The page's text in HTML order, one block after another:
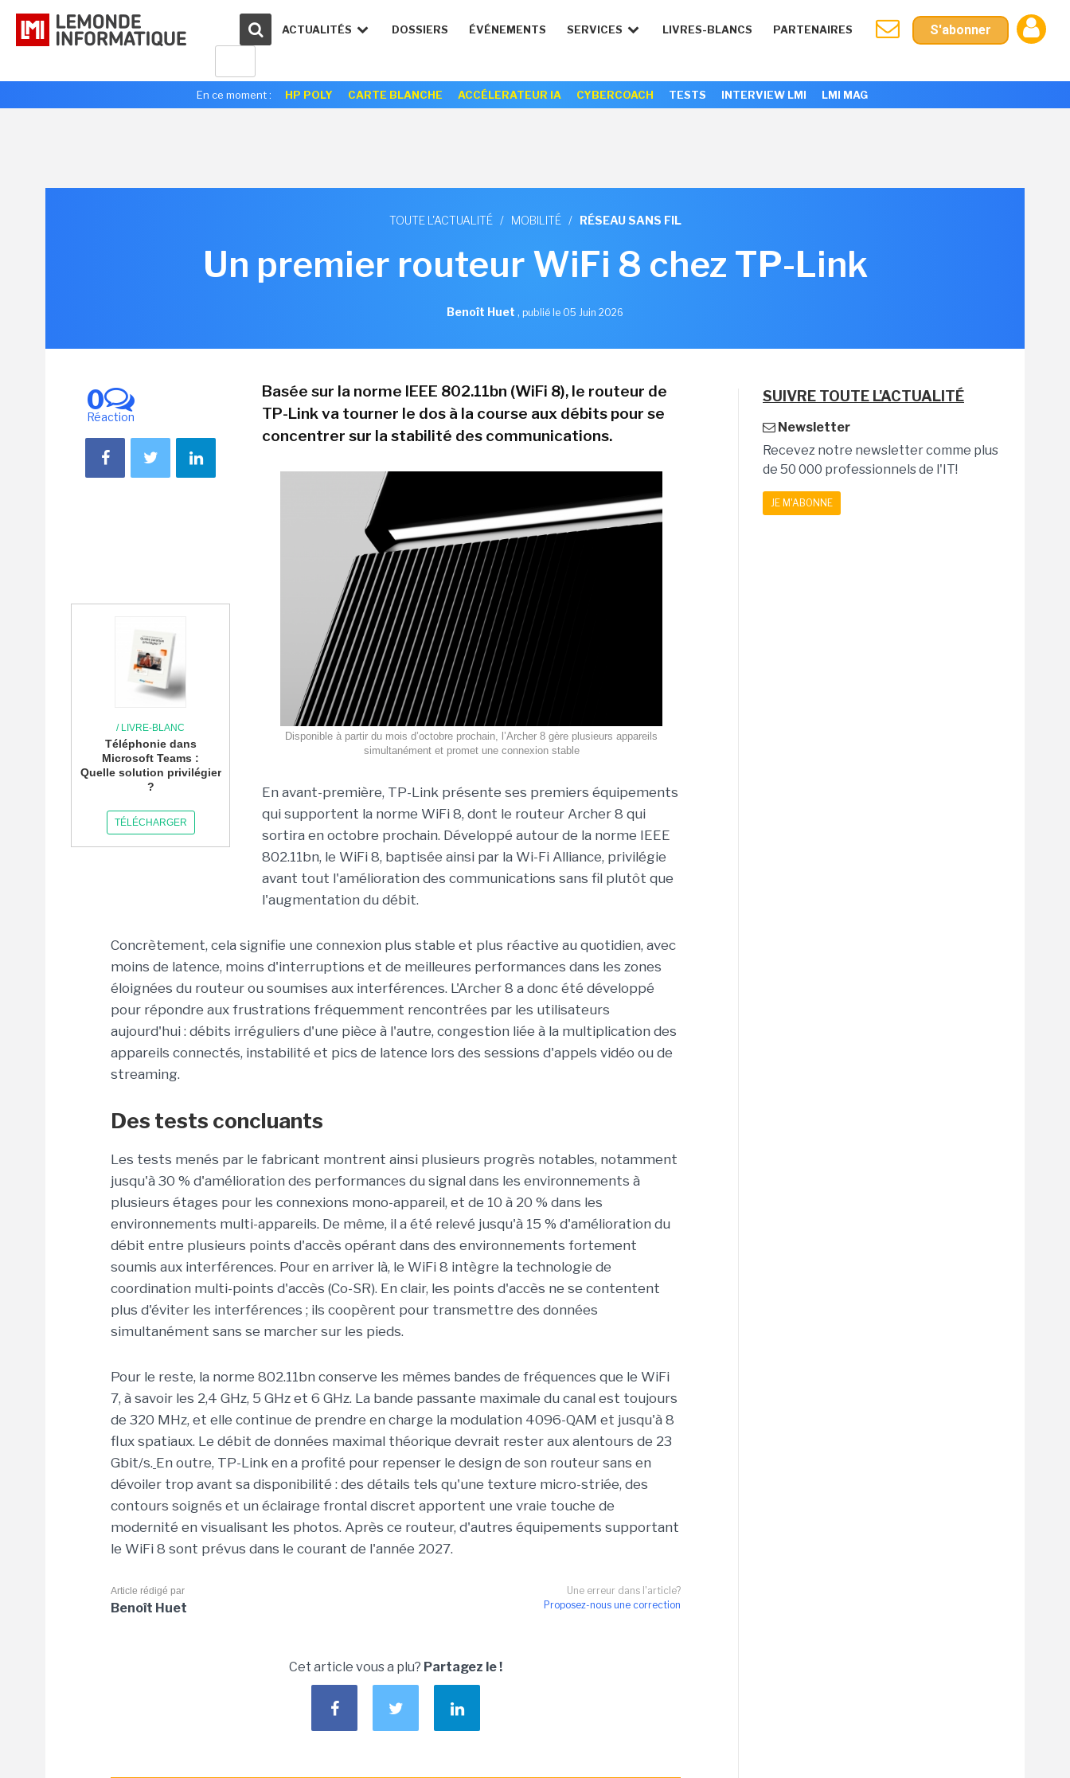
ACTUALITÉS DOSSIERS ÉVÉNEMENTS SERVICES LIVRES-BLANCS PARTENAIRES S'abonner
En ce moment : HP POLY CARTE BLANCHE ACCÉLERATEUR IA CYBERCOACH TESTS INTERVIEW LMI LMI MAG
TOUTE L'ACTUALITÉ / MOBILITÉ / RÉSEAU SANS FIL
Un premier routeur WiFi 8 chez TP-Link
Benoît Huet , publié le 05 Juin 2026
0
Réaction
/ LIVRE-BLANC
Téléphonie dans
Microsoft Teams :
Quelle solution privilégier
?
TÉLÉCHARGER
Basée sur la norme IEEE 802.11bn (WiFi 8), le routeur de
TP-Link va tourner le dos à la course aux débits pour se
concentrer sur la stabilité des communications.
Disponible à partir du mois d’octobre prochain, l’Archer 8 gère plusieurs appareils
simultanément et promet une connexion stable
En avant-première, TP-Link présente ses premiers équipements
qui supportent la norme WiFi 8, dont le routeur Archer 8 qui
sortira en octobre prochain. Développé autour de la norme IEEE
802.11bn, le WiFi 8, baptisée ainsi par la Wi-Fi Alliance, privilégie
avant tout l'amélioration des communications sans fil plutôt que
l'augmentation du débit.
Concrètement, cela signifie une connexion plus stable et plus réactive au quotidien, avec
moins de latence, moins d'interruptions et de meilleures performances dans les zones
éloignées du routeur ou soumises aux interférences. L'Archer 8 a donc été développé
pour répondre aux frustrations fréquemment rencontrées par les utilisateurs
aujourd'hui : débits irréguliers d'une pièce à l'autre, congestion liée à la multiplication des
appareils connectés, instabilité et pics de latence lors des sessions d'appels vidéo ou de
streaming.
Des tests concluants
Les tests menés par le fabricant montrent ainsi plusieurs progrès notables, notamment
jusqu'à 30 % d'amélioration des performances du signal dans les environnements à
plusieurs étages pour les connexions mono-appareil, et de 10 à 20 % dans les
environnements multi-appareils. De même, il a été relevé jusqu'à 15 % d'amélioration du
débit entre plusieurs points d'accès opérant dans des environnements fortement
soumis aux interférences. Pour en arriver là, le WiFi 8 intègre la technologie de
coordination multi-points d'accès (Co-SR). En clair, les points d'accès ne se contentent
plus d'éviter les interférences ; ils coopèrent pour transmettre des données
simultanément sans se marcher sur les pieds.
Pour le reste, la norme 802.11bn conserve les mêmes bandes de fréquences que le WiFi
7, à savoir les 2,4 GHz, 5 GHz et 6 GHz. La bande passante maximale du canal est toujours
de 320 MHz, et elle continue de prendre en charge la modulation 4096-QAM et jusqu'à 8
flux spatiaux. Le débit de données maximal théorique devrait rester aux alentours de 23
Gbit/s. En outre, TP-Link en a profité pour repenser le design de son routeur sans en
dévoiler trop avant sa disponibilité : des détails tels qu'une texture micro-striée, des
contours soignés et un éclairage frontal discret apportent une vraie touche de
modernité en visualisant les photos. Après ce routeur, d'autres équipements supportant
le WiFi 8 sont prévus dans le courant de l'année 2027.
Une erreur dans l'article?
Proposez-nous une correction
Article rédigé par
Benoît Huet
Cet article vous a plu? Partagez le !
SUIVRE TOUTE L'ACTUALITÉ
Newsletter
Recevez notre newsletter comme plus
de 50 000 professionnels de l'IT!
JE M'ABONNE